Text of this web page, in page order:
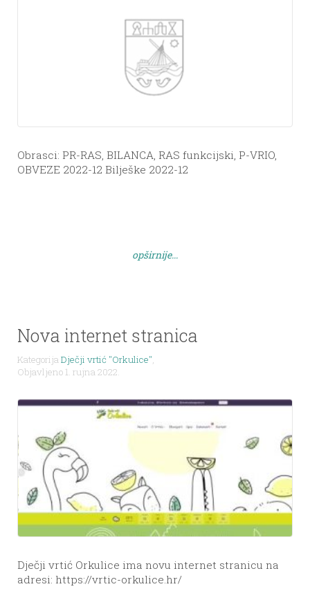
Obrasci: PR-RAS, BILANCA, RAS funkcijski, P-VRIO,
OBVEZE 2022-12 Bilješke 2022-12
opširnije...
Nova internet stranica
Kategorija Dječji vrtić "Orkulice"
Objavljeno 1. rujna 2022.
Dječji vrtić Orkulice ima novu internet stranicu na
adresi: https://vrtic-orkulice.hr/